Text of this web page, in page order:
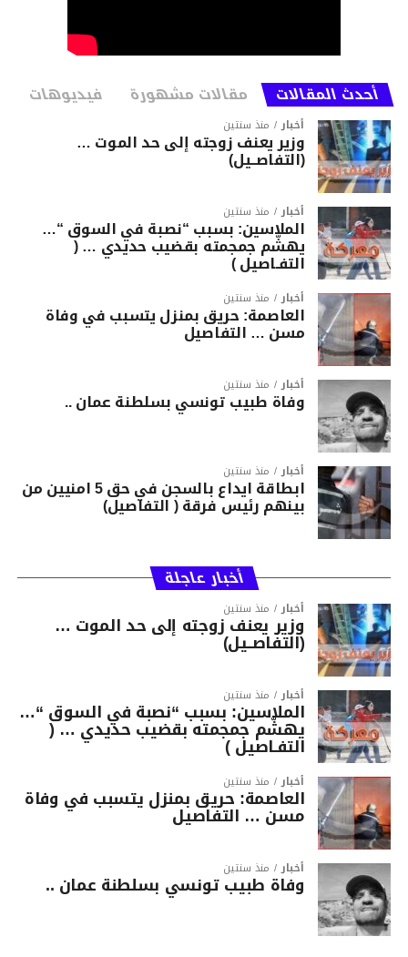
أحدث المقالات مقالات مشهورة فيديوهات
أخبار منذ سنتين
وزير يعنف زوجته إلى حد الموت …
(التفاصــيل)
أخبار منذ سنتين
الملاسين: بسبب “نصبة في السوق “…
يهشّم جمجمته بقضيب حديدي … (
التفـاصيل )
أخبار منذ سنتين
العاصمة: حريق بمنزل يتسبب في وفاة
مسن … التفاصيل
أخبار منذ سنتين
وفاة طبيب تونسي بسلطنة عمان ..
أخبار منذ سنتين
ابطاقة ايداع بالسجن في حق 5 امنيين من
بينهم رئيس فرقة ( التفاصيل)
أخبار عاجلة
أخبار منذ سنتين
وزير يعنف زوجته إلى حد الموت …
(التفاصــيل)
أخبار منذ سنتين
الملاسين: بسبب “نصبة في السوق “…
يهشّم جمجمته بقضيب حديدي … (
التفـاصيل )
أخبار منذ سنتين
العاصمة: حريق بمنزل يتسبب في وفاة
مسن … التفاصيل
أخبار منذ سنتين
وفاة طبيب تونسي بسلطنة عمان ..